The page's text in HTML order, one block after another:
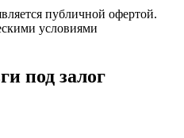
публичной офертой.
условиями
под залог